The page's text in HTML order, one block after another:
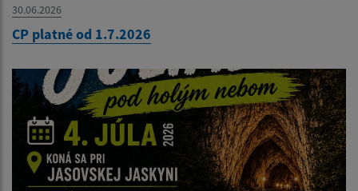
30.06.2026
CP platné od 1.7.2026